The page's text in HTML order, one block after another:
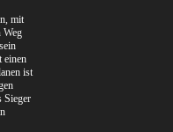
mit
Weg
einen
ist
Sieger